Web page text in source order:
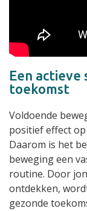
Een
toekomst
Voldoende
positief effect
Daarom is het
beweging een
routine. Door
ontdekken,
gezonde